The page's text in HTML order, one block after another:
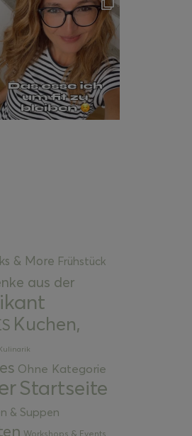
& More Frühstück
aus der
Kuchen,
Ohne Kategorie
Startseite
& Suppen
Workshops & Events